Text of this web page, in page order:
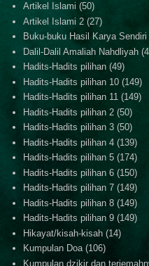
Artikel Islami (50)
Artikel Islami 2 (27)
Buku-buku Hasil Karya Sendiri
Dalil-Dalil Amaliah Nahdliyah
Hadits-Hadits pilihan (49)
Hadits-Hadits pilihan 10 (149)
Hadits-Hadits pilihan 11 (149)
Hadits-Hadits pilihan 2 (50)
Hadits-Hadits pilihan 3 (50)
Hadits-Hadits pilihan 4 (139)
Hadits-Hadits pilihan 5 (174)
Hadits-Hadits pilihan 6 (150)
Hadits-Hadits pilihan 7 (149)
Hadits-Hadits pilihan 8 (149)
Hadits-Hadits pilihan 9 (149)
Hikayat/kisah-kisah (14)
Kumpulan Doa (106)
Kumpulan dzikir dan